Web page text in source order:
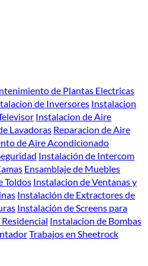
de Plantas Electricas
de Inversores Instalacion
Instalacion de Aire
Lavadoras Reparacion de Aire
de Aire Acondicionado
Instalación de Intercom
Ensamblaje de Muebles
Toldos Instalacion de Ventanas y
Instalación de Extractores de
Instalación de Screens para
Instalacion de Bombas
Trabajos en Sheetrock